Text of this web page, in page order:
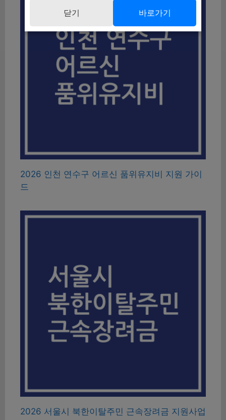
2026 인천 연수구 어르신 품위유지비 지원 가이
드
2026 서울시 북한이탈주민 근속장려금 지원사업
닫기 바로가기